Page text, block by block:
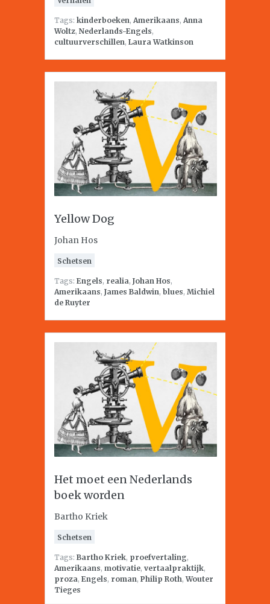
Tags: kinderboeken, Amerikaans, Anna
Woltz, Nederlands-Engels,
cultuurverschillen, Laura Watkinson
Yellow Dog
Johan Hos
Schetsen
Tags: Engels, realia, Johan Hos,
Amerikaans, James Baldwin, blues, Michiel
de Ruyter
Het moet een Nederlands
boek worden
Bartho Kriek
Schetsen
Tags: Bartho Kriek, proefvertaling,
Amerikaans, motivatie, vertaalpraktijk,
proza, Engels, roman, Philip Roth,Wouter
Tieges